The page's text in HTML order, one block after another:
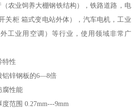
农业饲养大棚钢铁结构），铁路道路，电
关柜 箱式变电站外体），汽车电机，工业
工业用空调）等行业，使用领域非常广
特性
铝锌钢板的6—8倍
腐性能
范围 0.27mm---9mm